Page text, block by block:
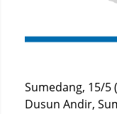
Sumedang, 15/5
Dusun Andir,